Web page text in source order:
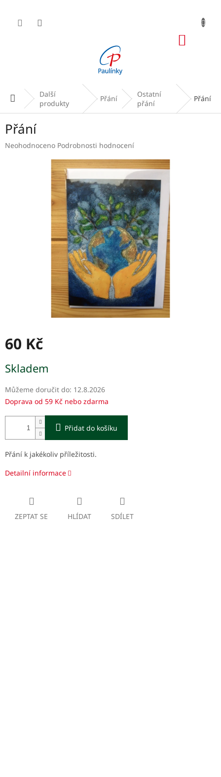
obsah
Domů Další
produkty
Přání
Ostatní
přání
Přání
Přání
Průměrné
Neohodnoceno Podrobnosti hodnocení
60 Kč
cena:
Skladem
Můžeme doručit do: 12.8.2026
Doprava od 59 Kč nebo zdarma
Přidat do košíku
Přání k jakékoliv příležitosti.
Detailní informace
ZEPTAT SE HLÍDAT SDÍLET